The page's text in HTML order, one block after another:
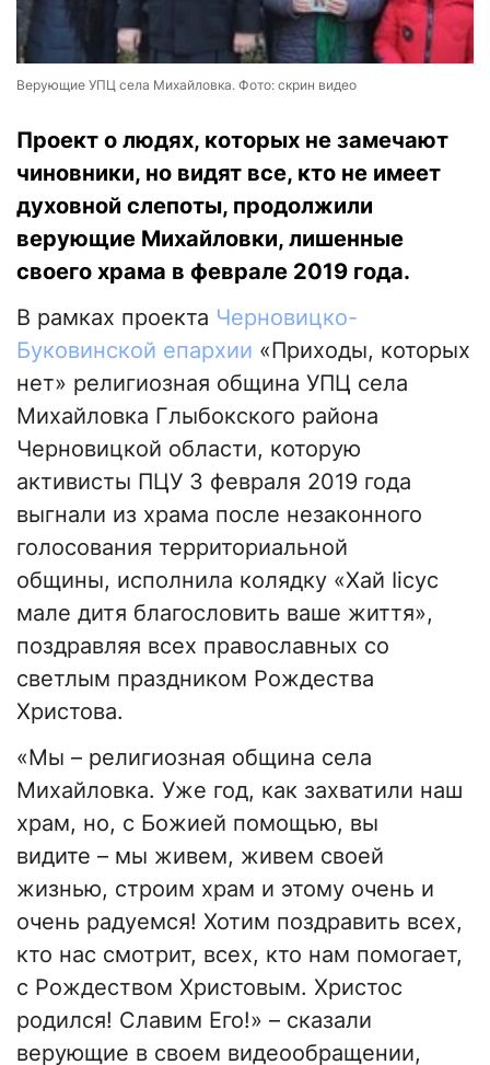
Верующие УПЦ села Михайловка. Фото: скрин видео
Проект о людях, которых не замечают
чиновники, но видят все, кто не имеет
духовной слепоты, продолжили
верующие Михайловки, лишенные
своего храма в феврале 2019 года.
В рамках проекта Черновицко-
Буковинской епархии «Приходы, которых
нет» религиозная община УПЦ села
Михайловка Глыбокского района
Черновицкой области, которую
активисты ПЦУ 3 февраля 2019 года
выгнали из храма после незаконного
голосования территориальной
общины, исполнила колядку «Хай Іісус
мале дитя благословить ваше життя»,
поздравляя всех православных со
светлым праздником Рождества
Христова.
«Мы – религиозная община села
Михайловка. Уже год, как захватили наш
храм, но, с Божией помощью, вы
видите – мы живем, живем своей
жизнью, строим храм и этому очень и
очень радуемся! Хотим поздравить всех,
кто нас смотрит, всех, кто нам помогает,
с Рождеством Христовым. Христос
родился! Славим Его!» – сказали
верующие в своем видеообращении,